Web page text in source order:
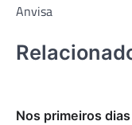
Anvisa
Nos primeiros